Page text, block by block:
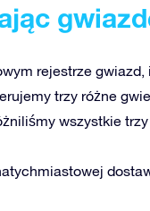
rejestrze gwiazd,
trzy różne
wszystkie